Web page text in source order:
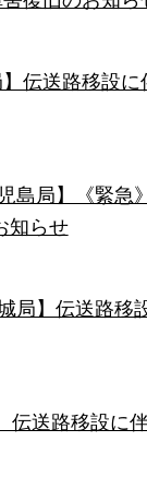
伝送路移設
島局】《緊急
知らせ
局】伝送路移
伝送路移設に